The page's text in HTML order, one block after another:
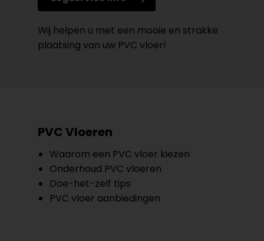
Wij helpen u met een mooie en strakke
plaatsing van uw PVC vloer!
PVC Vloeren
Waarom een PVC vloer kiezen
Onderhoud PVC vloeren
Doe-het-zelf tips
PVC vloer aanbiedingen